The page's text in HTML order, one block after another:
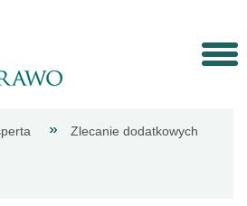
Zlecanie dodatkowych